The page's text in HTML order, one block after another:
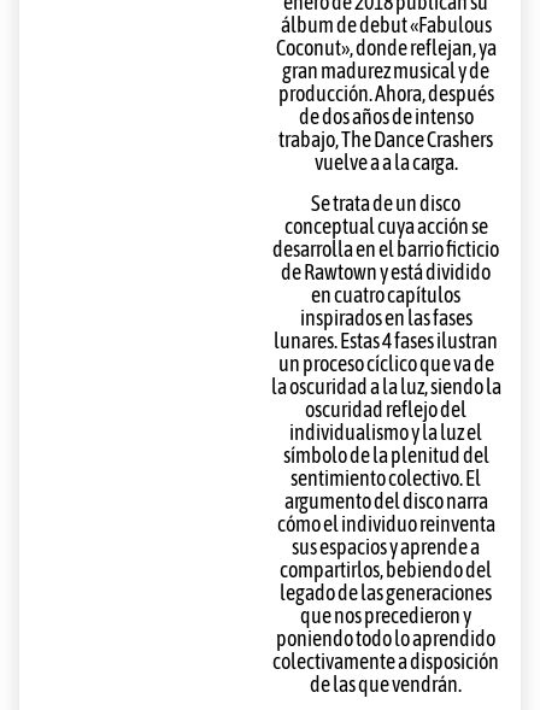
álbum de debut «Fabulous
Coconut», donde reflejan, ya
gran madurez musical y de
producción. Ahora, después
de dos años de intenso
trabajo, The Dance Crashers
vuelve a a la carga.
Se trata de un disco
conceptual cuya acción se
desarrolla en el barrio ficticio
de Rawtown y está dividido
en cuatro capítulos
inspirados en las fases
lunares. Estas 4 fases ilustran
un proceso cíclico que va de
la oscuridad a la luz, siendo la
oscuridad reflejo del
individualismo y la luz el
símbolo de la plenitud del
sentimiento colectivo. El
argumento del disco narra
cómo el individuo reinventa
sus espacios y aprende a
compartirlos, bebiendo del
legado de las generaciones
que nos precedieron y
poniendo todo lo aprendido
colectivamente a disposición
de las que vendrán.